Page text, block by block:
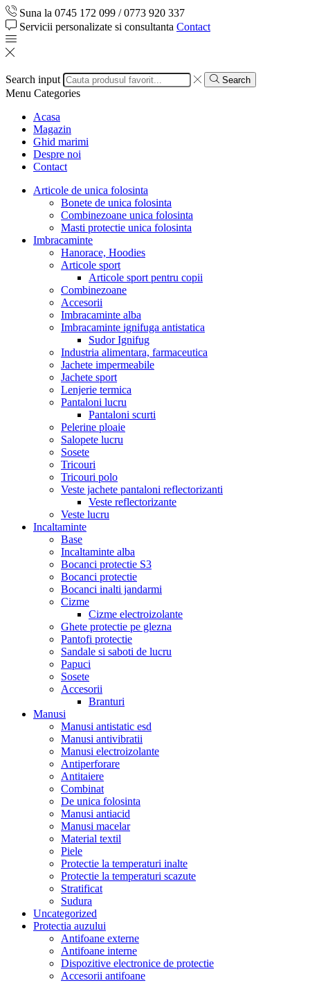
Suna la 0745 172 099 / 0773 920 337
Servicii personalizate si consultanta Contact
Search input Search
Menu Categories
Acasa
Magazin
Ghid marimi
Despre noi
Contact
Articole de unica folosinta
Bonete de unica folosinta
Combinezoane unica folosinta
Masti protectie unica folosinta
Imbracaminte
Hanorace, Hoodies
Articole sport
Articole sport pentru copii
Combinezoane
Accesorii
Imbracaminte alba
Imbracaminte ignifuga antistatica
Sudor Ignifug
Industria alimentara, farmaceutica
Jachete impermeabile
Jachete sport
Lenjerie termica
Pantaloni lucru
Pantaloni scurti
Pelerine ploaie
Salopete lucru
Sosete
Tricouri
Tricouri polo
Veste jachete pantaloni reflectorizanti
Veste reflectorizante
Veste lucru
Incaltaminte
Base
Incaltaminte alba
Bocanci protectie S3
Bocanci protectie
Bocanci inalti jandarmi
Cizme
Cizme electroizolante
Ghete protectie pe glezna
Pantofi protectie
Sandale si saboti de lucru
Papuci
Sosete
Accesorii
Branturi
Manusi
Manusi antistatic esd
Manusi antivibratii
Manusi electroizolante
Antiperforare
Antitaiere
Combinat
De unica folosinta
Manusi antiacid
Manusi macelar
Material textil
Piele
Protectie la temperaturi inalte
Protectie la temperaturi scazute
Stratificat
Sudura
Uncategorized
Protectia auzului
Antifoane externe
Antifoane interne
Dispozitive electronice de protectie
Accesorii antifoane